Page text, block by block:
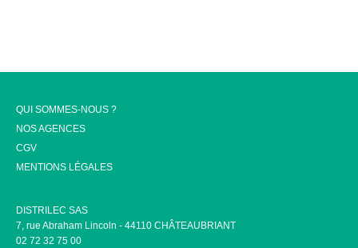
QUI SOMMES-NOUS ?
NOS AGENCES
CGV
MENTIONS LÉGALES
DISTRILEC SAS
7, rue Abraham Lincoln - 44110 CHÂTEAUBRIANT
02 72 32 75 00